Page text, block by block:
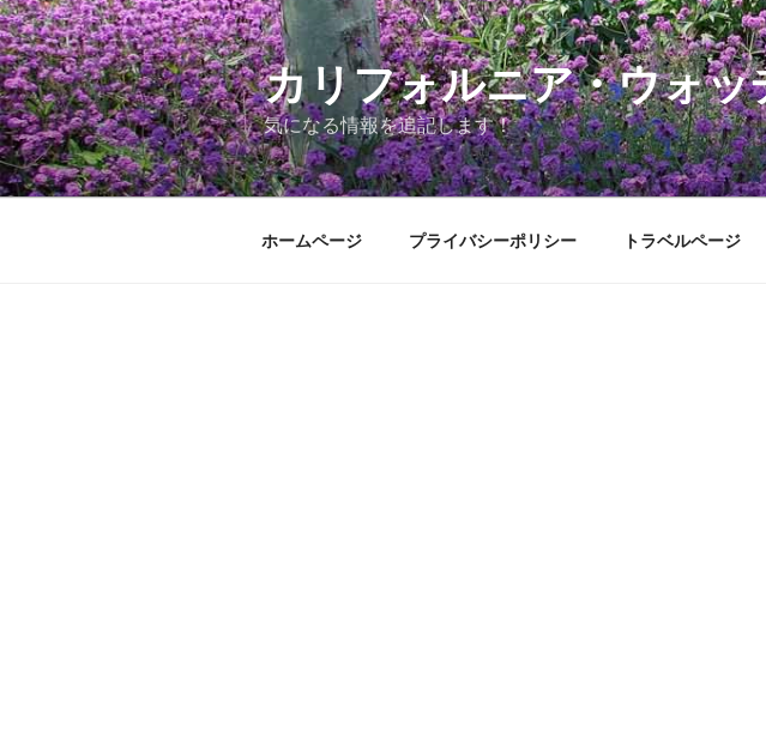
コ
ン
テ
ン
ツ
へ
ス
カリフォルニア・ウォッ
気になる情報を追記します！
ホームページ プライバシーポリシー トラベルページ